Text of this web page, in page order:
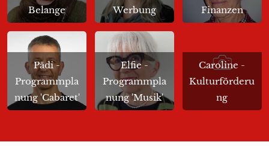
Belange
Werbung
Finanzen
Pädi -
Programmpla
nung 'Cabaret'
Elfie -
Programmpla
nung 'Musik'
Caroline -
Kulturförderu
ng